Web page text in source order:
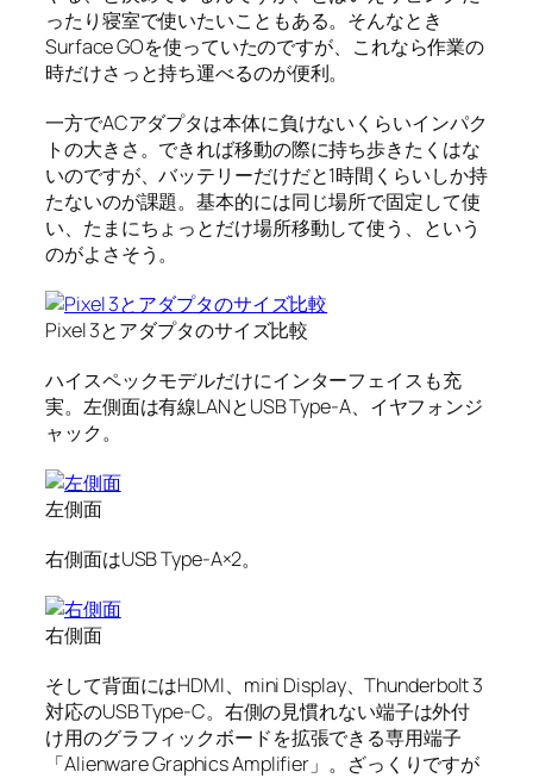
ったり寝室で使いたいこともある。そんなとき
Surface GOを使っていたのですが、これなら作業の
時だけさっと持ち運べるのが便利。
一方でACアダプタは本体に負けないくらいインパク
トの大きさ。できれば移動の際に持ち歩きたくはな
いのですが、バッテリーだけだと1時間くらいしか持
たないのが課題。基本的には同じ場所で固定して使
い、たまにちょっとだけ場所移動して使う、という
のがよさそう。
Pixel 3とアダプタのサイズ比較
ハイスペックモデルだけにインターフェイスも充
実。左側面は有線LANとUSB Type-A、イヤフォンジ
ャック。
左側面
右側面はUSB Type-A×2。
右側面
そして背面にはHDMI、mini Display、Thunderbolt 3
対応のUSB Type-C。右側の見慣れない端子は外付
け用のグラフィックボードを拡張できる専用端子
「Alienware Graphics Amplifier」。ざっくりですが